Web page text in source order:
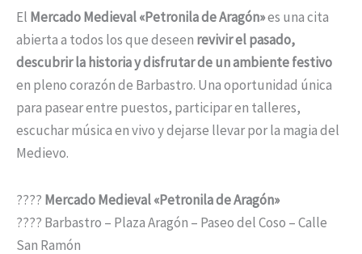
El Mercado Medieval «Petronila de Aragón»es una cita
abierta a todos los que deseen revivir el pasado,
descubrir la historia y disfrutar de un ambiente festivo
en pleno corazón de Barbastro. Una oportunidad única
para pasear entre puestos, participar en talleres,
escuchar música en vivo y dejarse llevar por la magia del
Medievo.
???? Mercado Medieval «Petronila de Aragón»
???? Barbastro – Plaza Aragón – Paseo del Coso – Calle
San Ramón